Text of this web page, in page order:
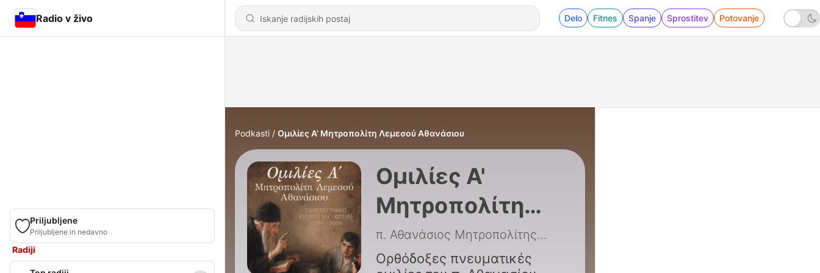
Radio v živo Delo Fitnes Spanje Sprostitev Potovanje
Priljubljene
Priljubljene in nedavno
Radiji
Podkasti Ομιλίες A' Μητροπολίτη Λεμεσού Αθανάσιου
Ομιλίες A'
Μητροπολίτη
Λεμεσού
Αθανάσιου
π. Αθανάσιος Μητροπολίτης Λεμεσού
Ορθόδοξες πνευματικές